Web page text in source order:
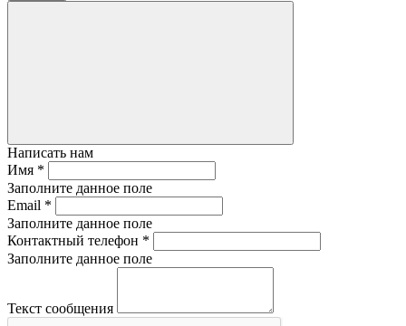
Написать нам
Имя *
Заполните данное поле
Email *
Заполните данное поле
Контактный телефон *
Заполните данное поле
Текст сообщения